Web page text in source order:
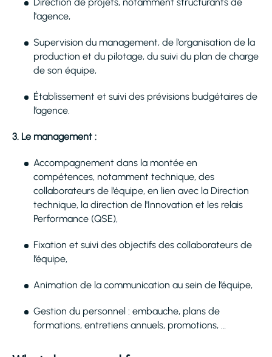
l'agence,
Supervision du management, de l’organisation de la
production et du pilotage, du suivi du plan de charge
de son équipe,
Établissement et suivi des prévisions budgétaires de
l’agence.
3. Le management :
Accompagnement dans la montée en
compétences, notamment technique, des
collaborateurs de l’équipe, en lien avec la Direction
technique, la direction de l'Innovation et les relais
Performance (QSE),
Fixation et suivi des objectifs des collaborateurs de
l’équipe,
Animation de la communication au sein de l’équipe,
Gestion du personnel : embauche, plans de
formations, entretiens annuels, promotions, …